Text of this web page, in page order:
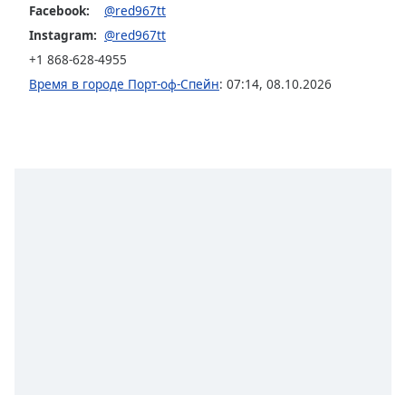
dialog
window.
Escape
cancel
Facebook:
@red967tt
Instagram: @red967tt
+1 868-628-4955
Время в городе Порт-оф-Спейн: 07:14, 08.10.2026